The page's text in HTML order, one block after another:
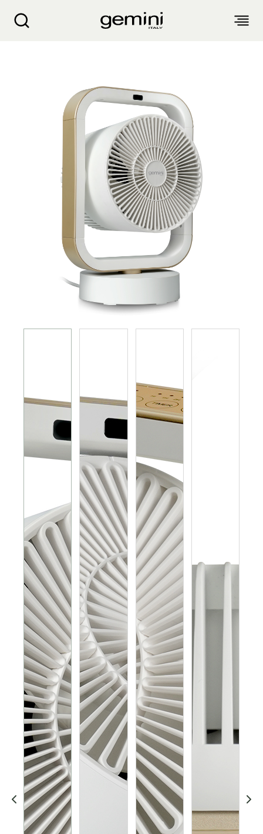
空氣淨化設備
抽濕機 迷你抽濕機 浴室寶
蒸汽掛燙機 熨斗
吸塵機 除塵蟎機
入廚小家電
氣炸鍋 氣炸焗爐
麵包機 多士爐 鬆餅機
電磁爐 電陶爐 煮食爐
榨汁機 攪拌機 廚師機 食物處理器
電熱水瓶 養生壺
電飯煲
電子及體脂磅
頭髮造型器
生活時尚
旅行及露營用品
GEMINI PRO系列
產品保養登記
家電維修收集站
簡 EN